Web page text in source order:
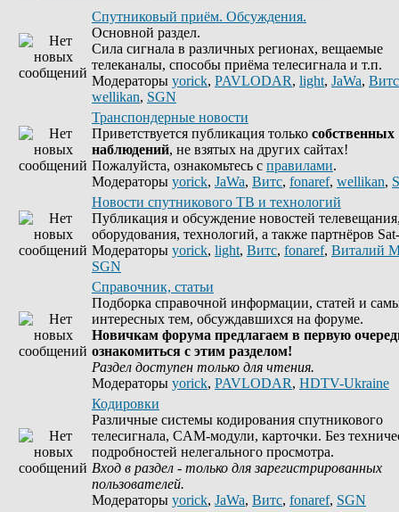
Спутниковый приём. Обсуждения.
Основной раздел.
Сила сигнала в различных регионах, вещаемые
телеканалы, способы приёма телесигнала и т.п.
Модераторы yorick, PAVLODAR, light, JaWa, Витс
wellikan, SGN
Транспондерные новости
Приветствуется публикация только собственных
наблюдений, не взятых на других сайтах!
Пожалуйста, ознакомьтесь с правилами.
Модераторы yorick, JaWa, Витс, fonaref, wellikan,
Новости спутникового ТВ и технологий
Публикация и обсуждение новостей
оборудования, технологий, а также партнёров
Модераторы yorick, light, Витс, fonaref, Виталий
SGN
Справочник, статьи
Подборка справочной информации, статей и
интересных тем, обсуждавшихся на форуме.
Новичкам форума предлагаем в первую
ознакомиться с этим разделом!
Раздел доступен только для чтения.
Модераторы yorick, PAVLODAR, HDTV-Ukraine
Кодировки
Различные системы кодирования спутникового
телесигнала, CAM-модули, карточки. Без
подробностей нелегального просмотра.
Вход в раздел - только для зарегистрированных
пользователей.
Модераторы yorick, JaWa, Витс, fonaref, SGN